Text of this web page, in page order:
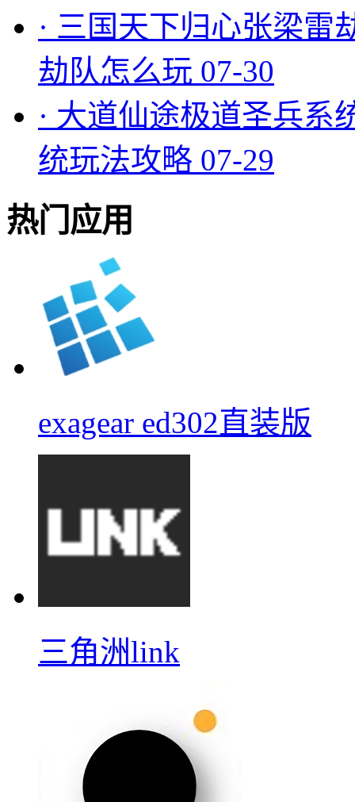
· 三国天下归心张梁雷
劫队怎么玩 07-30
· 大道仙途极道圣兵系
统玩法攻略 07-29
热门应用
exagear ed302直装版
三角洲link